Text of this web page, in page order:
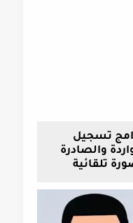
تسجيل
والصادرة
تلقائية